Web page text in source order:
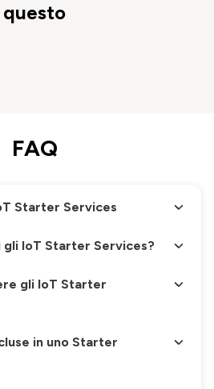
questo
FAQ
Starter Services
gli IoT Starter Services?
gli IoT Starter
in uno Starter